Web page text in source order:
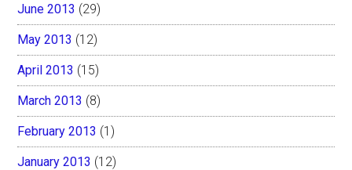
June 2013 (29)
May 2013 (12)
April 2013 (15)
March 2013 (8)
February 2013 (1)
January 2013 (12)